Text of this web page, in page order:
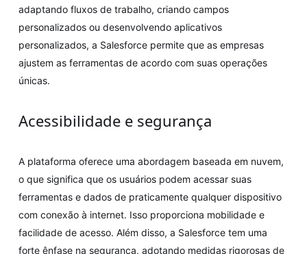
adaptando fluxos de trabalho, criando campos
personalizados ou desenvolvendo aplicativos
personalizados, a Salesforce permite que as empresas
ajustem as ferramentas de acordo com suas operações
únicas.
Acessibilidade e segurança
A plataforma oferece uma abordagem baseada em nuvem,
o que significa que os usuários podem acessar suas
ferramentas e dados de praticamente qualquer dispositivo
com conexão à internet. Isso proporciona mobilidade e
facilidade de acesso. Além disso, a Salesforce tem uma
forte ênfase na segurança, adotando medidas rigorosas de